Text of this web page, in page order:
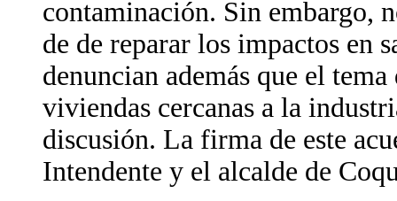
contaminación. Sin embargo,
de de reparar los impactos en
denuncian además que el
viviendas cercanas a la
discusión. La firma de este
Intendente y el alcalde de